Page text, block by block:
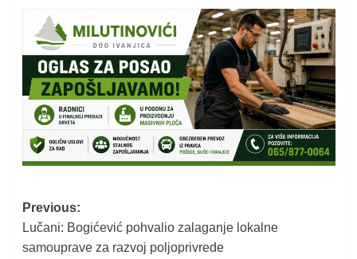
Post
navigation
Previous:
Lučani: Bogićević pohvalio zalaganje lokalne
samouprave za razvoj poljoprivrede